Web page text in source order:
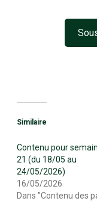
Similaire
Contenu pour
21 (du 18/05 au
24/05/2026)
16/05/2026
Dans "Contenu des